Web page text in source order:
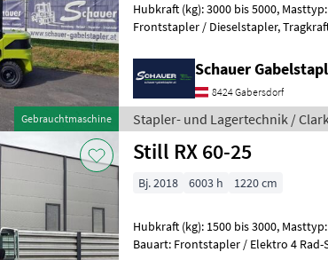
Gebrauchtmaschine
Hubkraft (kg): 3000 bis 5000,
Frontstapler / Dieselstapler, Tragkraft: 3500kg, Hubhöhe: 4620mm,
Schauer
8424 Gabersdorf
Stapler- und Lagertechnik /
Still RX 60-25
Bj. 2018 6003 h 1220 cm
Hubkraft (kg): 1500 bis 3000,
Bauart: Frontstapler / Elektro 4 Rad-Stapler,